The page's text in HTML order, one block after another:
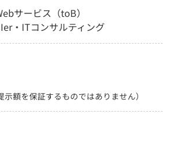
サービス（toB）
・ITコンサルティング
示額を保証するものではありません）